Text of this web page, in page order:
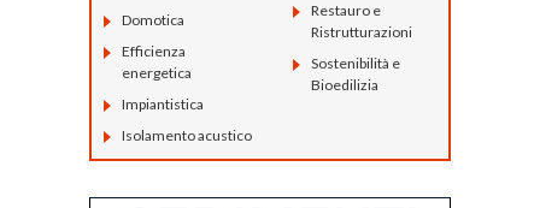
Domotica
Efficienza
energetica
Impiantistica
Isolamento acustico
Restauro e
Ristrutturazioni
Sostenibilità e
Bioedilizia